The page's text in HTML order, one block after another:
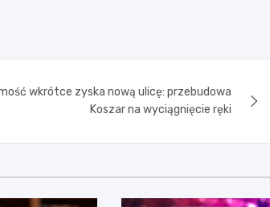
wkrótce zyska nową ulicę: przebudowa
Koszar na wyciągnięcie ręki